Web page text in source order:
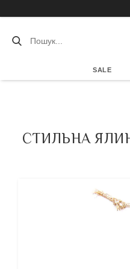
SALE
СТИЛЬНА